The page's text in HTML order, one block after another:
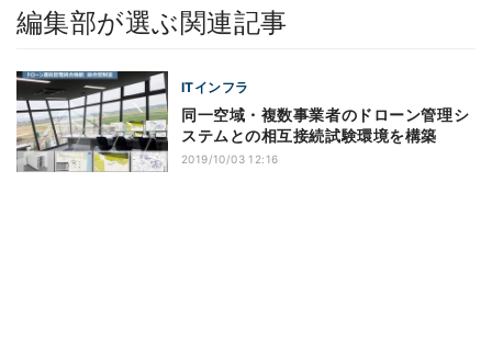
編集部が選ぶ関連記事
ITインフラ
同一空域・複数事業者のドローン管理シ
ステムとの相互接続試験環境を構築
2019/10/03 12:16